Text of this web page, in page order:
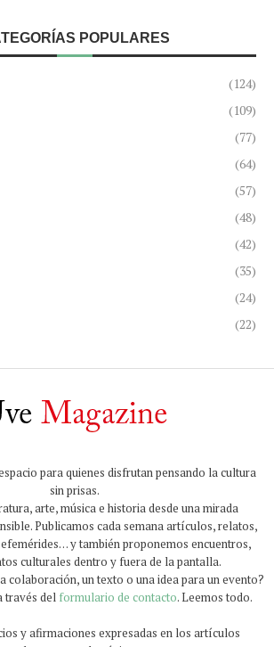
POPULARES
(124)
(109)
(77)
(64)
(57)
(48)
(42)
(35)
(24)
(22)
para quienes disfrutan pensando la cultura
sin prisas.
arte, música e historia desde una mirada
Publicamos cada semana artículos, relatos,
y también proponemos encuentros,
culturales dentro y fuera de la pantalla.
colaboración, un texto o una idea para un evento?
través del formulario de contacto. Leemos todo.
y afirmaciones expresadas en los artículos